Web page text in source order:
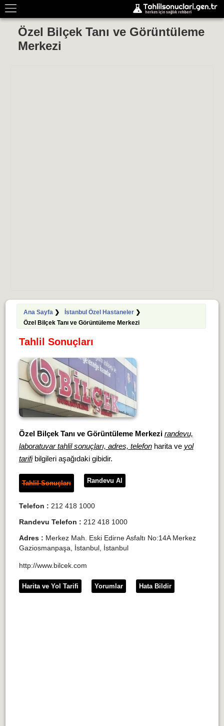
Özel Bilçek Tanı ve Görüntüleme
Merkezi
Ana Sayfa❯ İstanbul Özel Hastaneler❯
Özel Bilçek Tanı ve Görüntüleme Merkezi
Tahlil Sonuçları
Özel Bilçek Tanı ve Görüntüleme Merkezi randevu,
laboratuvar tahlil sonuçları, adres, telefonharita ve yol
tarifibilgileri aşağıdaki gibidir.
Tahlil Sonuçları Randevu Al
Telefon : 212 418 1000
Randevu Telefon : 212 418 1000
Adres : Merkez Mah. Eski Edirne Asfaltı No:14A Merkez
Gaziosmanpaşa, İstanbul, İstanbul
http://www.bilcek.com
Harita ve Yol Tarifi Yorumlar Hata Bildir